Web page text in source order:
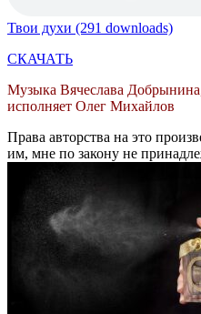
Твои духи (291 downloads)
СКАЧАТЬ
Музыка Вячеслава
исполняет Олег Михайлов
Права авторства на это
им, мне по закону не